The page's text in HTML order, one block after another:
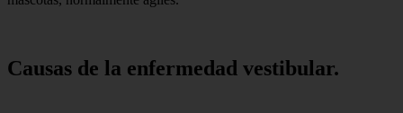
Causas de la enfermedad vestibular.